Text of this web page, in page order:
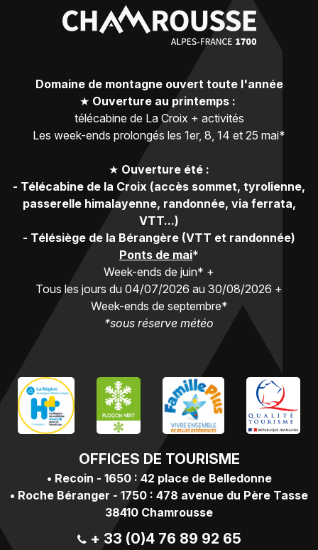
OFFICES DE TOURISME
• Recoin - 1650 : 42 place de Belledonne
• Roche Béranger - 1750 : 478 avenue du Père Tasse
38410 Chamrousse
+ 33 (0)4 76 89 92 65
Domaine de montagne ouvert toute l'année
★ Ouverture au printemps :
télécabine de La Croix + activités
Les week-ends prolongés les 1er, 8, 14 et 25 mai*
★ Ouverture été :
- Télécabine de la Croix (accès sommet, tyrolienne,
passerelle himalayenne, randonnée, via ferrata,
VTT...)
- Télésiège de la Bérangère (VTT et randonnée)
Ponts de mai*
Week-ends de juin* +
Tous les jours du 04/07/2026 au 30/08/2026 +
Week-ends de septembre*
*sous réserve météo